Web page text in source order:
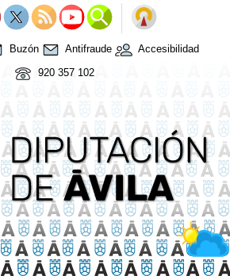
Buzón Antifraude
Accesibilidad
920 357 102